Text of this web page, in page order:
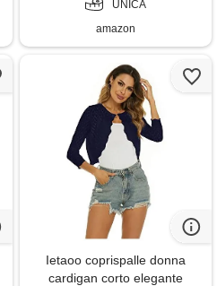
UNICA
amazon
Ietaoo coprispalle donna
cardigan corto elegante